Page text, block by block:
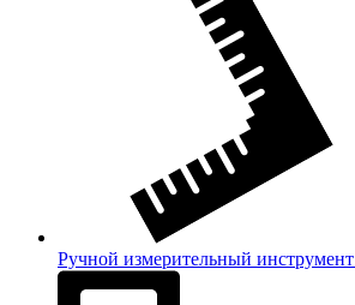
Ручной измерительный инструмент